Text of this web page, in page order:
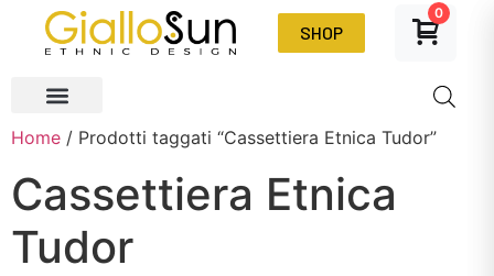
SHOP
0
Home / Prodotti taggati “Cassettiera Etnica Tudor”
Cassettiera Etnica
Tudor